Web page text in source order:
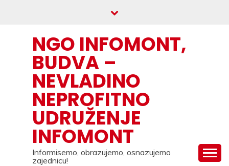
NGO INFOMONT,
BUDVA –
NEVLADINO
NEPROFITNO
UDRUŽENJE
INFOMONT
Informisemo, obrazujemo, osnazujemo
zajednicu!